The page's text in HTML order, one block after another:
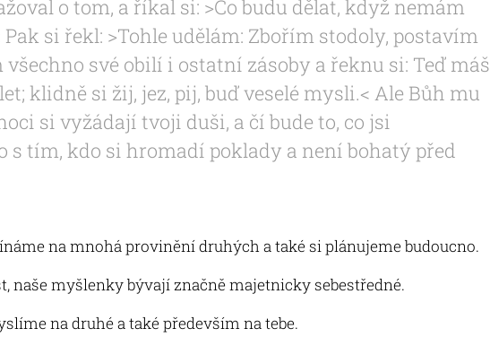
o tom, a říkal si: >Co budu dělat, když nemám
si řekl: >Tohle udělám: Zbořím stodoly, postavím
své obilí i ostatní zásoby a řeknu si: Teď máš
klidně si žij, jez, pij, buď veselé mysli.< Ale Bůh mu
si vyžádají tvoji duši, a čí bude to, co jsi
s tím, kdo si hromadí poklady a není bohatý před
na mnohá provinění druhých a také si plánujeme budoucno.
naše myšlenky bývají značně majetnicky sebestředné.
na druhé a také především na tebe.